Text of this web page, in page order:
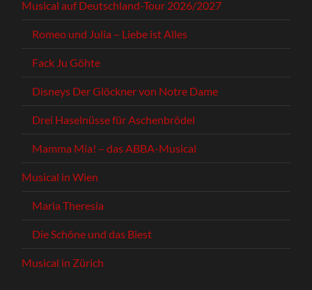
Musical auf Deutschland-Tour 2026/2027
Romeo und Julia – Liebe ist Alles
Fack Ju Göhte
Disneys Der Glöckner von Notre Dame
Drei Haselnüsse für Aschenbrödel
Mamma Mia! – das ABBA-Musical
Musical in Wien
Maria Theresia
Die Schöne und das Biest
Musical in Zürich